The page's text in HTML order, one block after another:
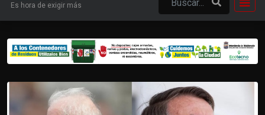
Es hora de exigir más